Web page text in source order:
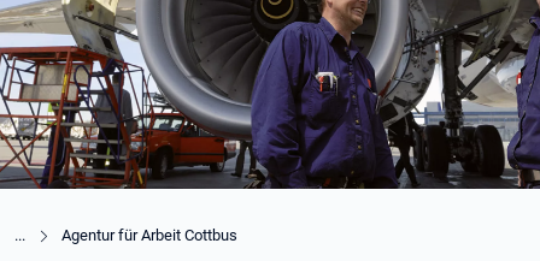
Agentur für Arbeit Cottbus